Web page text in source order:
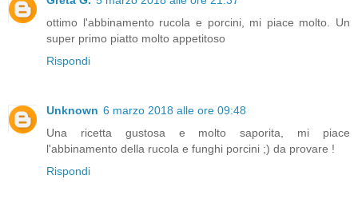
ottimo l'abbinamento rucola e porcini, mi piace molto. Un
super primo piatto molto appetitoso
Rispondi
Unknown 6 marzo 2018 alle ore 09:48
Una ricetta gustosa e molto saporita, mi piace
l'abbinamento della rucola e funghi porcini ;) da provare !
Rispondi